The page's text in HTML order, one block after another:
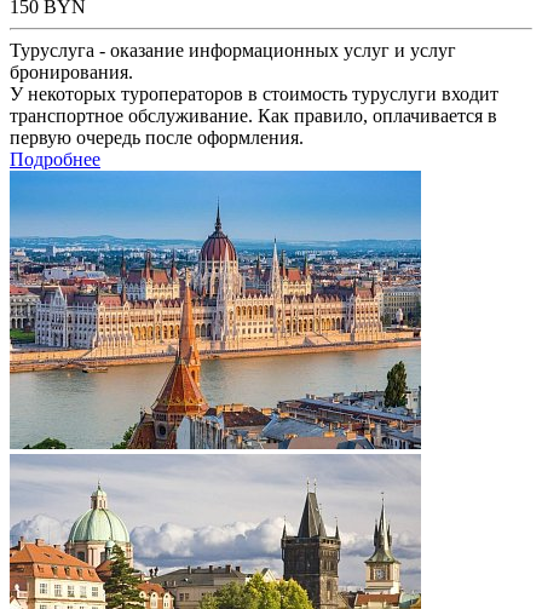
150 BYN
Туруслуга - оказание информационных услуг и услуг
бронирования.
У некоторых туроператоров в стоимость туруслуги входит
транспортное обслуживание. Как правило, оплачивается в
первую очередь после оформления.
Подробнее